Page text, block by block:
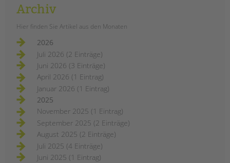
Archiv
Hier finden Sie Artikel aus den Monaten
2026
Juli 2026 (2 Einträge)
Juni 2026 (3 Einträge)
April 2026 (1 Eintrag)
Januar 2026 (1 Eintrag)
2025
November 2025 (1 Eintrag)
September 2025 (2 Einträge)
August 2025 (2 Einträge)
Juli 2025 (4 Einträge)
Juni 2025 (1 Eintrag)